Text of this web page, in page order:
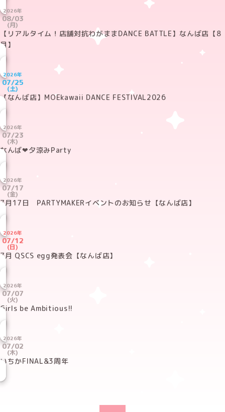
2026年
08/03
(月)
【リアルタイム！店舗対抗わがままDANCE BATTLE】なんば店【8
月】
2026年
07/25
(土)
【なんば店】MOEkawaii DANCE FESTIVAL2026
2026年
07/23
(木)
なんば❤夕涼みParty
2026年
07/17
(金)
7月17日 PARTYMAKERイベントのお知らせ【なんば店】
2026年
07/12
(日)
7月 QSCS egg発表会【なんば店】
2026年
07/07
(火)
Girls be Ambitious!!
2026年
07/02
(木)
いちかFINAL&3周年